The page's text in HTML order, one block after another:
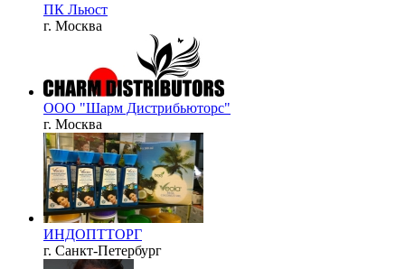
ПК Льюст
г. Москва
ООО "Шарм Дистрибьюторс"
г. Москва
ИНДОПТТОРГ
г. Санкт-Петербург